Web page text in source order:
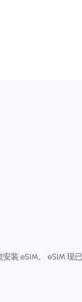
装 eSIM。 eSIM 现